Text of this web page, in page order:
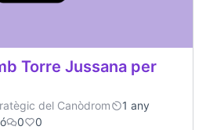
Torre Jussana per
del Canòdrom
1 any
0 0